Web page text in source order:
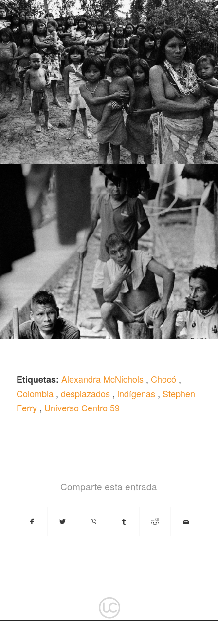
Etiquetas: Alexandra McNichols, Chocó,
Colombia, desplazados, indígenas, Stephen
Ferry, Universo Centro 59
Comparte esta entrada